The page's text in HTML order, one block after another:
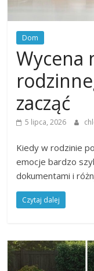
Dom
Wycena
zacząć
5 lipca, 2026
Kiedy w rodzinie
emocje bardzo
dokumentami i
Czytaj dalej